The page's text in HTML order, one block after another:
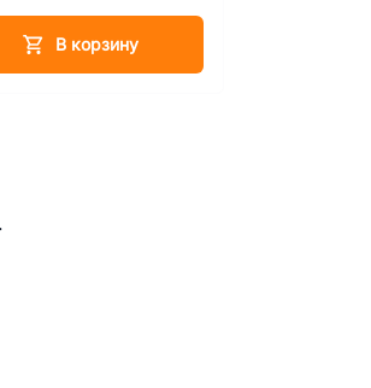
В корзину